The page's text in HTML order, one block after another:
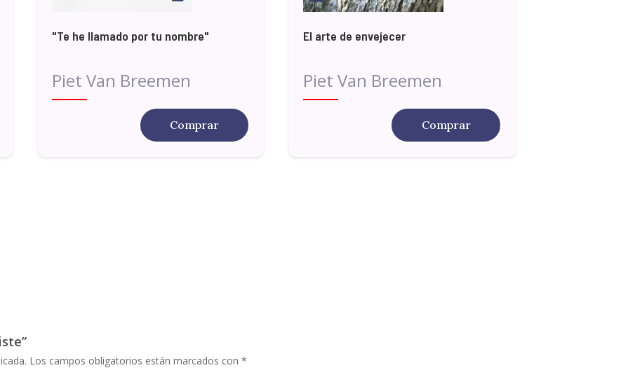
"Te he llamado por tu nombre"
Piet Van Breemen
Comprar
El arte de envejecer
Piet Van Breemen
Comprar
Los campos obligatorios están marcados con*